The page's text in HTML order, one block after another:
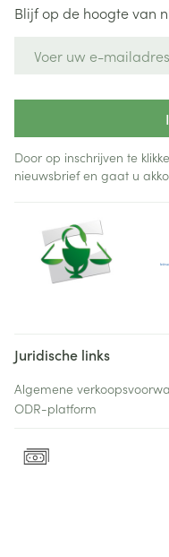
Blijf op de hoogte van
Door op inschrijven te
nieuwsbrief en gaat u
Juridische links
Algemene
ODR-platform